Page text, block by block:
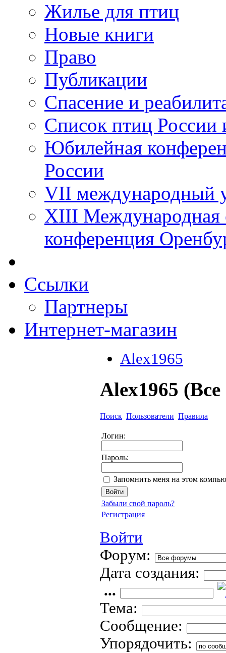
Жилье для птиц
Новые книги
Право
Публикации
Спасение и
Список птиц России
Юбилейная
России
VII международный
XIII Международная
конференция
Ссылки
Партнеры
Интернет-магазин
Alex1965
Alex1965
Поиск Пользователи Правила
Логин:
Пароль:
Запомнить меня на этом
Забыли свой пароль?
Регистрация
Войти
Форум:
Дата создания:
...
Тема:
Сообщение:
Упорядочить: